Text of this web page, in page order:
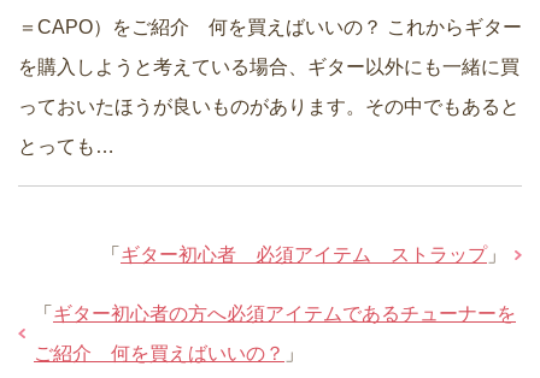
＝CAPO）をご紹介 何を買えばいいの？ これからギター
を購入しようと考えている場合、ギター以外にも一緒に買
っておいたほうが良いものがあります。その中でもあると
とっても…
「 ギター初心者 必須アイテム ストラップ」
「 ギター初心者の方へ必須アイテムであるチューナーを
ご紹介 何を買えばいいの？ 」